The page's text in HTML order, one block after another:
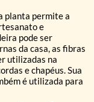
planta permite a
e
pode ser
da casa, as fibras
utilizadas na
e chapéus. Sua
é utilizada para